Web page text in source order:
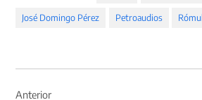
José Domingo Pérez Petroaudios
Anterior